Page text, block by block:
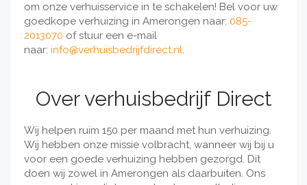
om onze verhuisservice in te schakelen! Bel voor uw
goedkope verhuizing in Amerongen naar: 085-
2013070 of stuur een e-mail
naar: info@verhuisbedrijfdirect.nl.
Over verhuisbedrijf Direct
Wij helpen ruim 150 per maand met hun verhuizing.
Wij hebben onze missie volbracht, wanneer wij bij u
voor een goede verhuizing hebben gezorgd. Dit
doen wij zowel in Amerongen als daarbuiten. Ons